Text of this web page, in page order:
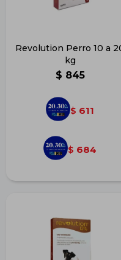
Revolution Perro 10 a
kg
$ 845
$ 611
$ 684